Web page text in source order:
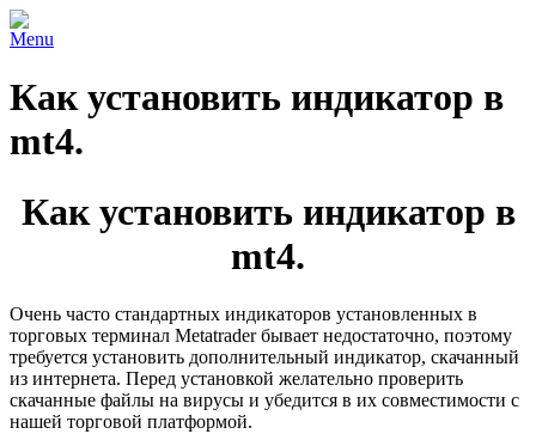
Menu
Как установить индикатор в
mt4.
Как установить индикатор в
mt4.
Очень часто стандартных индикаторов установленных в
торговых терминал Metatrader бывает недостаточно, поэтому
требуется установить дополнительный индикатор, скачанный
из интернета. Перед установкой желательно проверить
скачанные файлы на вирусы и убедится в их совместимости с
нашей торговой платформой.